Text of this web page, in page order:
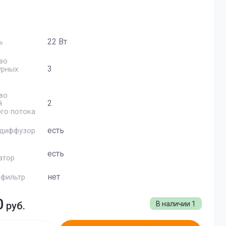
обуви
22 Вт
3
потока
2
есть
есть
нет
В наличии 1
руб.